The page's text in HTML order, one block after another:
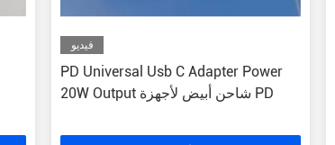
فيديو
PD Universal Usb C Adapter Power
20W Output شاحن أبيض لأجهزة PD